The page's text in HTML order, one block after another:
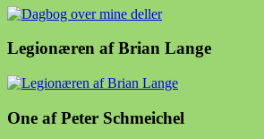
Legionæren af Brian Lange
One af Peter Schmeichel